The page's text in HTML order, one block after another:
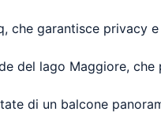
che garantisce privacy
del lago Maggiore,
di un balcone